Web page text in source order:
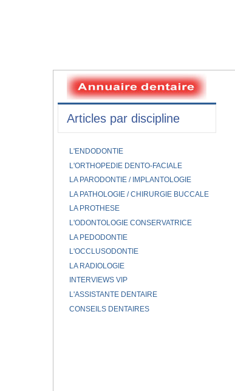
Articles par discipline
L'ENDODONTIE
L'ORTHOPEDIE DENTO-FACIALE
LA PARODONTIE / IMPLANTOLOGIE
LA PATHOLOGIE / CHIRURGIE BUCCALE
LA PROTHESE
L'ODONTOLOGIE CONSERVATRICE
LA PEDODONTIE
L'OCCLUSODONTIE
LA RADIOLOGIE
INTERVIEWS VIP
L'ASSISTANTE DENTAIRE
CONSEILS DENTAIRES